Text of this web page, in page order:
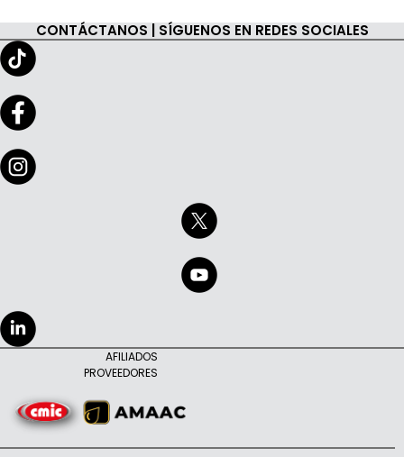
CONTÁCTANOS | SÍGUENOS EN REDES SOCIALES
AFILIADOS
PROVEEDORES